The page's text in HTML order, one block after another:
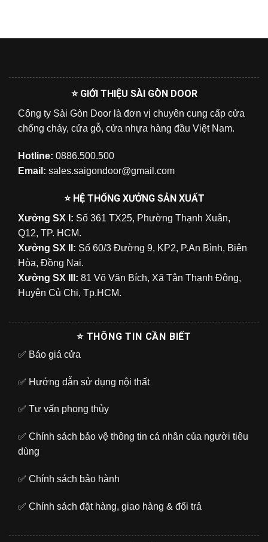
⭐ GIỚI THIỆU SÀI GÒN DOOR
Công ty Sài Gòn Door là đơn vị chuyên cung cấp cửa
chống cháy, cửa gỗ, cửa nhựa hàng đầu Việt Nam.
Hotline: 0886.500.500
Email: sales.saigondoor@gmail.com
⭐ HỆ THỐNG XƯỞNG SẢN XUẤT
Xưởng SX I: Số 361 TX25, Phường Thạnh Xuân,
Q12, TP. HCM.
Xưởng SX II: Số 60/3 Đường 9, KP2, P.An Bình, Biên
Hòa, Đồng Nai.
Xưởng SX III: 81 Võ Văn Bích, Xã Tân Thạnh Đông,
Huyện Củ Chi, Tp.HCM.
⭐ THÔNG TIN CẦN BIẾT
✅ Báo giá cửa
✅ Hướng dẫn sử dụng nội thất
✅ Tư vấn phong thủy
✅ Chính sách bảo vệ thông tin cá nhân của người tiêu
dùng
✅ Chính sách bảo hành
✅ Chính sách đặt hàng, giao hàng & đổi trả